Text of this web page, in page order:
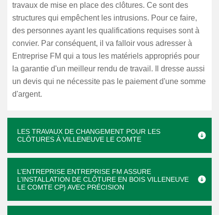
travaux de mise en place des clôtures. Ce sont des
structures qui empêchent les intrusions. Pour ce faire,
des personnes ayant les qualifications requises sont à
convier. Par conséquent, il va falloir vous adresser à
Entreprise FM qui a tous les matériels appropriés pour
la garantie d'un meilleur rendu de travail. Il dresse aussi
un devis qui ne nécessite pas le paiement d'une somme
d'argent.
LES TRAVAUX DE CHANGEMENT POUR LES
CLÔTURES À VILLENEUVE LE COMTE
L’ENTREPRISE ENTREPRISE FM ASSURE
L’INSTALLATION DE CLÔTURE EN BOIS VILLENEUVE
LE COMTE CP} AVEC PRÉCISION